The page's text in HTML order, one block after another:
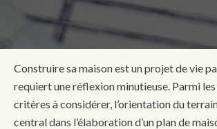
Construire sa maison est un projet de vie
requiert une réflexion minutieuse. Parmi
critères à considérer, l’orientation du
central dans l’élaboration d’un plan de